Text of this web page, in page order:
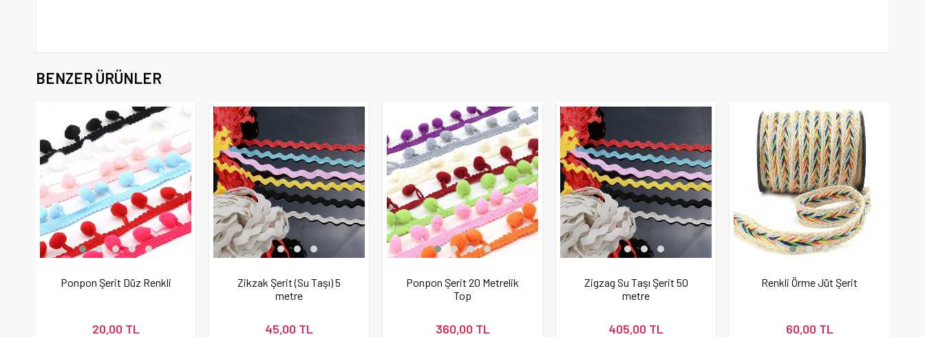
BENZER ÜRÜNLER
Ponpon Şerit Düz Renkli
20,00 TL
Zikzak Şerit (Su Taşı) 5
metre
45,00 TL
Ponpon Şerit 20 Metrelik
Top
360,00 TL
Zigzag Su Taşı Şerit 50
metre
405,00 TL
Renkli Örme Jüt Şerit
60,00 TL